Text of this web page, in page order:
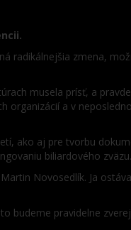
radikálnejšia zmena,
musela prísť, a
organizácií a v
ako aj pre tvorbu
biliardového zväzu.
Novosedlík. Ja
budeme pravidelne